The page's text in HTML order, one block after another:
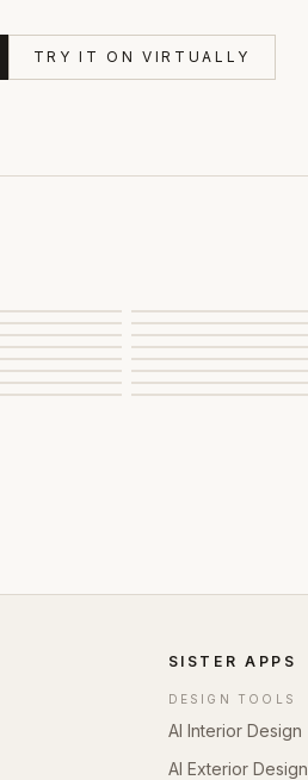
TRY IT ON VIRTUALLY
SISTER APPS
DESIGN TOOLS
AI Interior Design
AI Exterior Design